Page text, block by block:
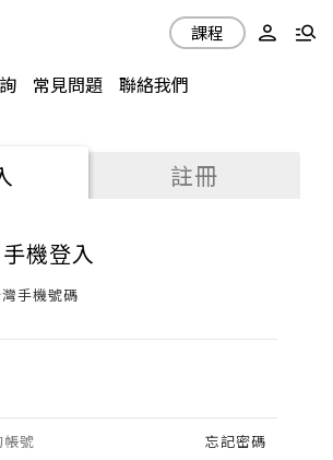
常見問題 聯絡我們
課程
註冊
機登入
手機號碼
帳號
忘記密碼